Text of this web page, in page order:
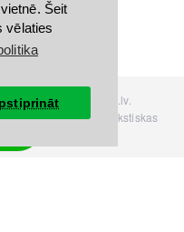
Šeit
vēlaties
www.Discomania.lv.
bez rakstiskas